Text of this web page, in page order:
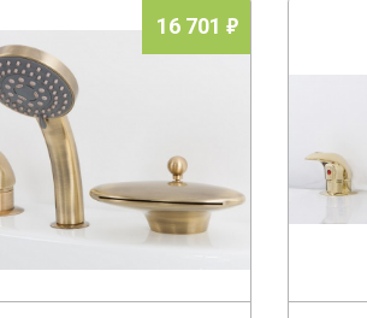
16 701